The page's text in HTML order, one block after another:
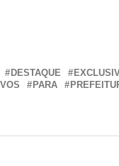
DESTAQUE
PARA